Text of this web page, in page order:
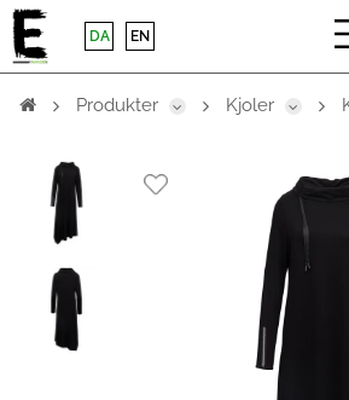
DA EN
Produkter Kjoler